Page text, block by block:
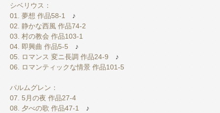
シベリウス：
01. 夢想 作品58-1 ♪
02. 静かな西風 作品74-2
03. 村の教会 作品103-1
04. 即興曲 作品5-5 ♪
05. ロマンス 変ニ長調 作品24-9 ♪
06. ロマンティックな情景 作品101-5
パルムグレン：
07. 5月の夜 作品27-4
08. 夕べの歌 作品47-1 ♪